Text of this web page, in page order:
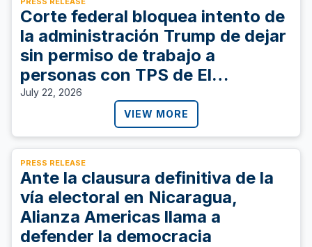
Corte federal bloquea intento de
la administración Trump de dejar
sin permiso de trabajo a
personas con TPS de El
Salvador, Sudán, y Ucrania
July 22, 2026
VIEW MORE
PRESS RELEASE
Ante la clausura definitiva de la
vía electoral en Nicaragua,
Alianza Americas llama a
defender la democracia